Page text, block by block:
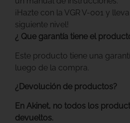
¡Hazte con la VGR V-001 y
siguiente nivel!
¿ Que garantía tiene el
Este producto tiene una
luego de la compra.
¿Devolución de productos?
En Akinet, no todos los
devueltos.